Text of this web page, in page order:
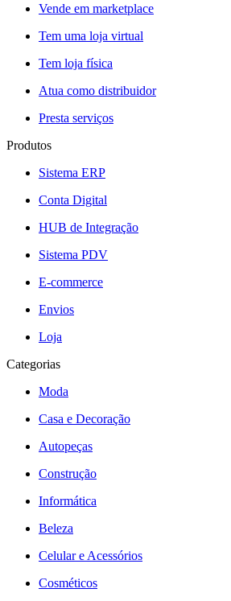
Vende em marketplace
Tem uma loja virtual
Tem loja física
Atua como distribuidor
Presta serviços
Produtos
Sistema ERP
Conta Digital
HUB de Integração
Sistema PDV
E-commerce
Envios
Loja
Categorias
Moda
Casa e Decoração
Autopeças
Construção
Informática
Beleza
Celular e Acessórios
Cosméticos